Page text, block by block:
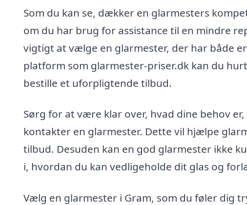
Som du kan se, dækker en glarmesters
om du har brug for assistance til en mindre
vigtigt at vælge en glarmester, der har både
platform som glarmester-priser.dk kan du
bestille et uforpligtende tilbud.
Sørg for at være klar over, hvad dine behov
kontakter en glarmester. Dette vil hjælpe
tilbud. Desuden kan en god glarmester ikke
i, hvordan du kan vedligeholde dit glas og
Vælg en glarmester i Gram, som du føler dig